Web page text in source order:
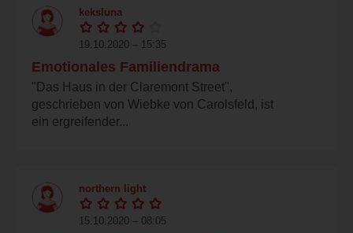
keksluna
19.10.2020 – 15:35
Emotionales Familiendrama
"Das Haus in der Claremont Street",
geschrieben von Wiebke von Carolsfeld, ist
ein ergreifender...
northern light
15.10.2020 – 08:05